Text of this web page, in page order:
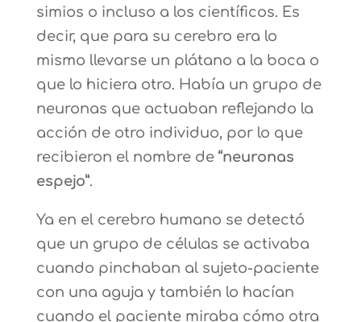
simios o incluso a los científicos. Es
decir, que para su cerebro era lo
mismo llevarse un plátano a la boca o
que lo hiciera otro. Había un grupo de
neuronas que actuaban reflejando la
acción de otro individuo, por lo que
recibieron el nombre de “neuronas
espejo”.
Ya en el cerebro humano se detectó
que un grupo de células se activaba
cuando pinchaban al sujeto-paciente
con una aguja y también lo hacían
cuando el paciente miraba cómo otra